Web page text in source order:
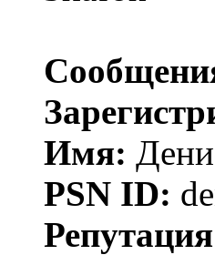
Имя:
PSN ID: